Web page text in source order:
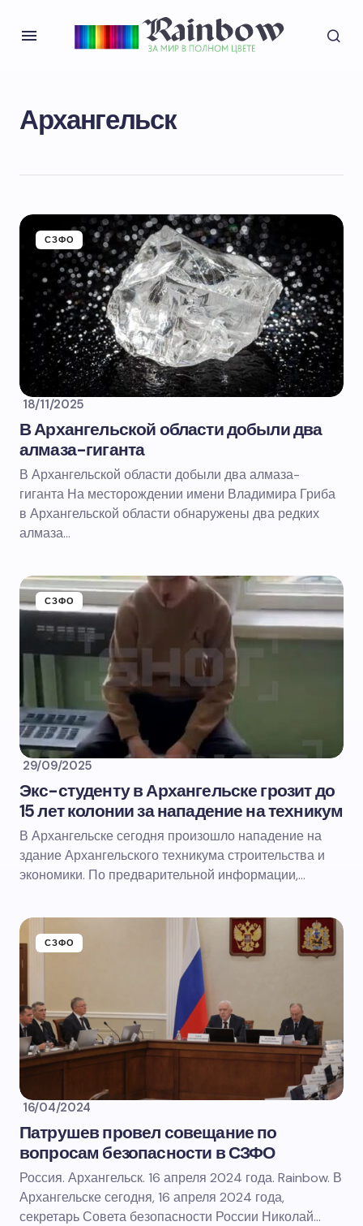
Архангельск
СЗФО
18/11/2025
В Архангельской области добыли два
алмаза-гиганта
В Архангельской области добыли два алмаза-
гиганта На месторождении имени Владимира Гриба
в Архангельской области обнаружены два редких
алмаза…
СЗФО
29/09/2025
Экс-студенту в Архангельске грозит до
15 лет колонии за нападение на техникум
В Архангельске сегодня произошло нападение на
здание Архангельского техникума строительства и
экономики. По предварительной информации,…
СЗФО
16/04/2024
Патрушев провел совещание по
вопросам безопасности в СЗФО
Россия. Архангельск. 16 апреля 2024 года. Rainbow. В
Архангельске сегодня, 16 апреля 2024 года,
секретарь Совета безопасности России Николай…